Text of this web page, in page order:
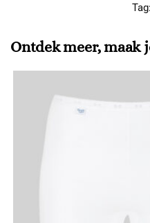
Tag:
Ontdek meer, maak